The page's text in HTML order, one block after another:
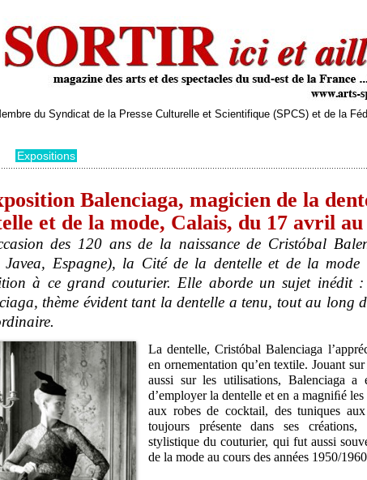
du Syndicat de la Presse Culturelle et Scientifique (SPCS) et de la
Expositions
Balenciaga, magicien de la
et de la mode, Calais, du 17 avril au
des 120 ans de la naissance de Cristóbal
Javea, Espagne), la Cité de la dentelle et de la mode
à ce grand couturier. Elle aborde un sujet inédit :
thème évident tant la dentelle a tenu, tout au long
La dentelle, Cristóbal Balenciaga
en ornementation qu’en textile. Jouant
aussi sur les utilisations, Balenciaga a
d’employer la dentelle et en a magniﬁé
aux robes de cocktail, des tuniques
toujours présente dans ses créations,
stylistique du couturier, qui fut aussi
de la mode au cours des années 1950/